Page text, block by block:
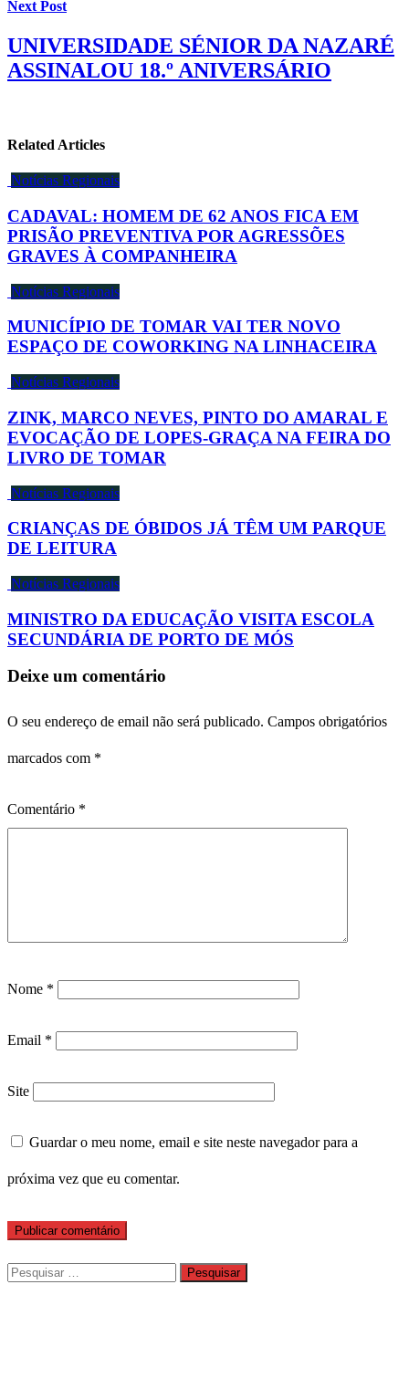
Next Post
UNIVERSIDADE SÉNIOR DA NAZARÉ
ASSINALOU 18.º ANIVERSÁRIO
Related Articles
Notícias Regionais
CADAVAL: HOMEM DE 62 ANOS FICA EM
PRISÃO PREVENTIVA POR AGRESSÕES
GRAVES À COMPANHEIRA
Notícias Regionais
MUNICÍPIO DE TOMAR VAI TER NOVO
ESPAÇO DE COWORKING NA LINHACEIRA
Notícias Regionais
ZINK, MARCO NEVES, PINTO DO AMARAL E
EVOCAÇÃO DE LOPES-GRAÇA NA FEIRA DO
LIVRO DE TOMAR
Notícias Regionais
CRIANÇAS DE ÓBIDOS JÁ TÊM UM PARQUE
DE LEITURA
Notícias Regionais
MINISTRO DA EDUCAÇÃO VISITA ESCOLA
SECUNDÁRIA DE PORTO DE MÓS
Deixe um comentário
O seu endereço de email não será publicado. Campos obrigatórios
marcados com *
Comentário *
Nome *
Email *
Site
Guardar o meu nome, email e site neste navegador para a
próxima vez que eu comentar.
Pesquisar
por: